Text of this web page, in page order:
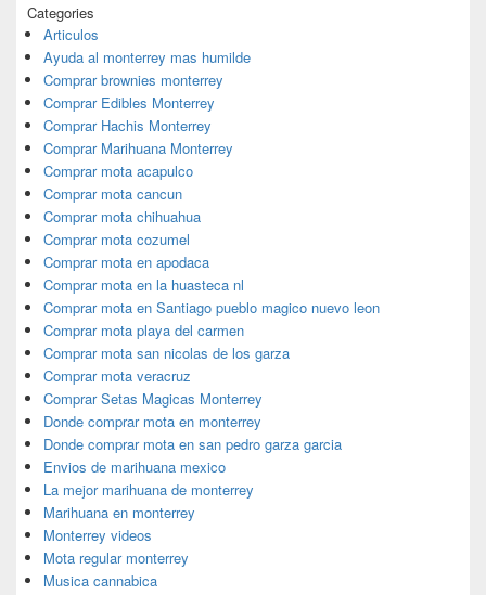
Categories
Articulos
Ayuda al monterrey mas humilde
Comprar brownies monterrey
Comprar Edibles Monterrey
Comprar Hachis Monterrey
Comprar Marihuana Monterrey
Comprar mota acapulco
Comprar mota cancun
Comprar mota chihuahua
Comprar mota cozumel
Comprar mota en apodaca
Comprar mota en la huasteca nl
Comprar mota en Santiago pueblo magico nuevo leon
Comprar mota playa del carmen
Comprar mota san nicolas de los garza
Comprar mota veracruz
Comprar Setas Magicas Monterrey
Donde comprar mota en monterrey
Donde comprar mota en san pedro garza garcia
Envios de marihuana mexico
La mejor marihuana de monterrey
Marihuana en monterrey
Monterrey videos
Mota regular monterrey
Musica cannabica